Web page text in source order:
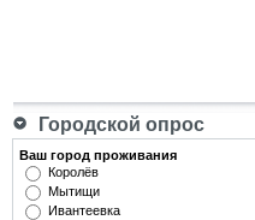
Городской опрос
Ваш город проживания
Королёв
Мытищи
Ивантеевка